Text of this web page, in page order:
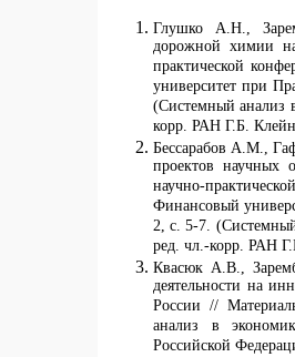
Глушко А.Н.,
дорожной химии
практической
университет при
(Системный анализ
корр. РАН Г.Б.
Бессарабов А.М.,
проектов научных
научно-
Финансовый
2, с. 5-7.
ред. чл.-корр. РАН
Квасюк А.В.,
деятельности на
России //
анализ в
Российской